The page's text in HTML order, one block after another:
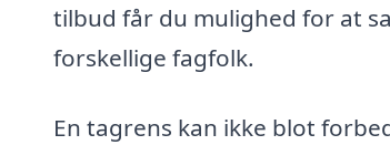
tilbud får du mulighed for at
forskellige fagfolk.
En tagrens kan ikke blot